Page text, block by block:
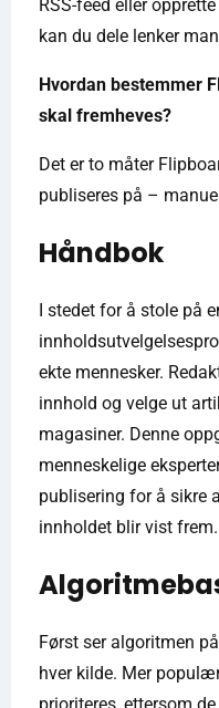
RSS-feed eller
kan du dele lenker
Hvordan bestemmer
skal fremheves?
Det er to måter
publiseres på –
Håndbok
I stedet for å stole på
ekte mennesker.
innhold og velge ut
magasiner. Denne
menneskelige
publisering for å sikre
innholdet blir vist frem.
Først ser algoritmen
hver kilde. Mer